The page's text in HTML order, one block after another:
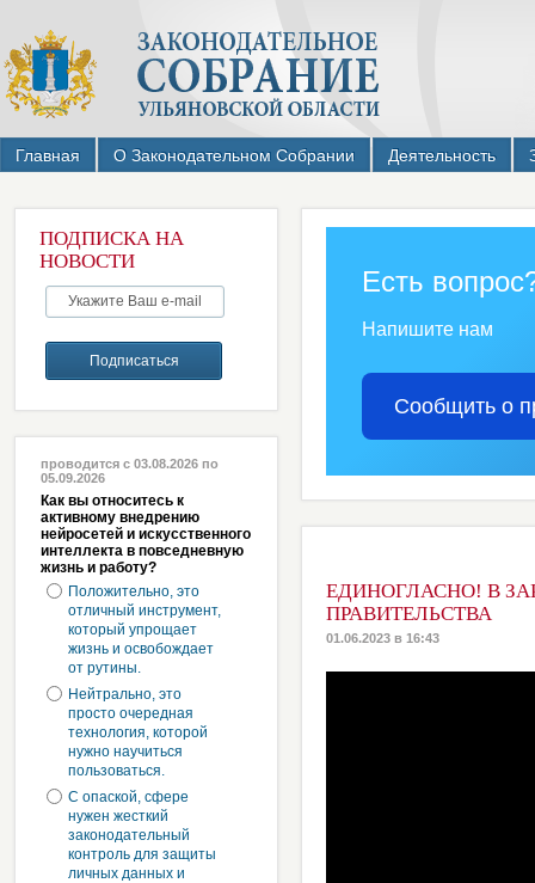
Главная О Законодательном Собрании Деятельность
ПОДПИСКА НА
НОВОСТИ
проводится с 03.08.2026 по
05.09.2026
Как вы относитесь к
активному внедрению
нейросетей и искусственного
интеллекта в повседневную
жизнь и работу?
Положительно, это
отличный инструмент,
который упрощает
жизнь и освобождает
от рутины.
Нейтрально, это
просто очередная
технология, которой
нужно научиться
пользоваться.
С опаской, сфере
нужен жесткий
законодательный
контроль для защиты
личных данных и
Есть
Напишите нам
Сообщить о
ЕДИНОГЛАСНО! В
ПРАВИТЕЛЬСТВА
01.06.2023 в 16:43